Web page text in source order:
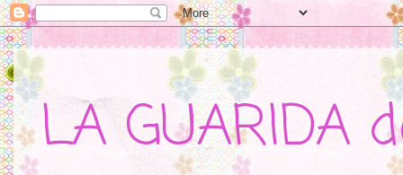
LA GUARIDA